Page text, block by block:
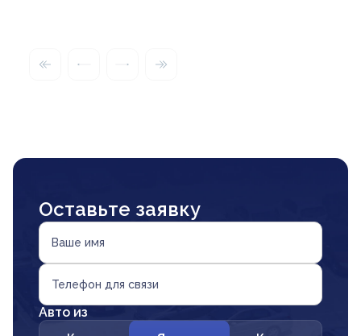
Оставьте заявку
Ваше имя
Телефон для связи
Авто из